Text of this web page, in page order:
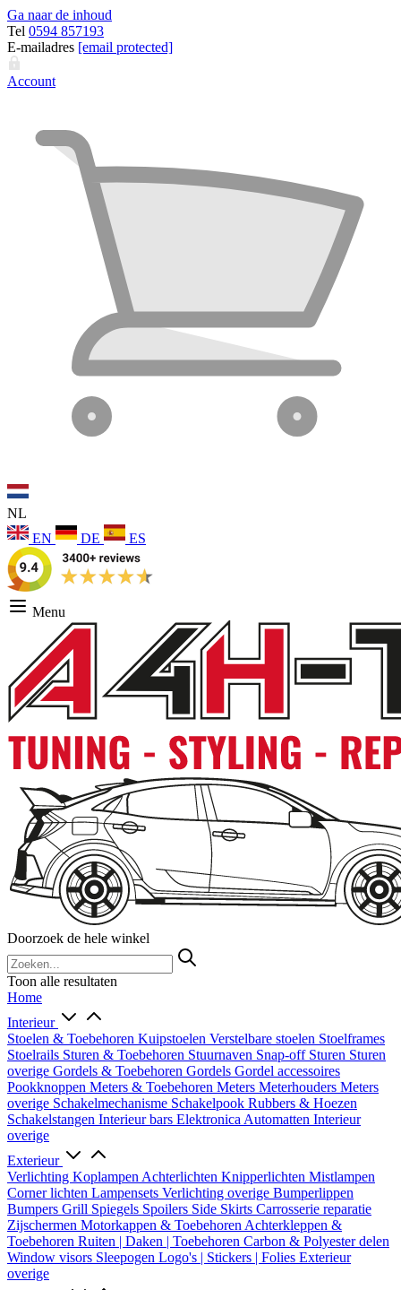
Ga naar de inhoud
Tel 0594 857193
E-mailadres [email protected]
Account
NL
EN
DE ES
Menu
Doorzoek de hele winkel
Toon alle resultaten
Home
Interieur
Stoelen & Toebehoren Kuipstoelen Verstelbare stoelen Stoelframes
Stoelrails Sturen & Toebehoren Stuurnaven Snap-off Sturen Sturen
overige Gordels & Toebehoren Gordels Gordel accessoires
Pookknoppen Meters & Toebehoren Meters Meterhouders Meters
overige Schakelmechanisme Schakelpook Rubbers & Hoezen
Schakelstangen Interieur bars Elektronica Automatten Interieur
overige
Exterieur
Verlichting Koplampen Achterlichten Knipperlichten Mistlampen
Corner lichten Lampensets Verlichting overige Bumperlippen
Bumpers Grill Spiegels Spoilers Side Skirts Carrosserie reparatie
Zijschermen Motorkappen & Toebehoren Achterkleppen &
Toebehoren Ruiten | Daken | Toebehoren Carbon & Polyester delen
Window visors Sleepogen Logo's | Stickers | Folies Exterieur
overige